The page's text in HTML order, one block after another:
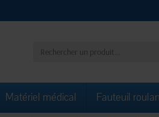
Matériel médical Fauteuil